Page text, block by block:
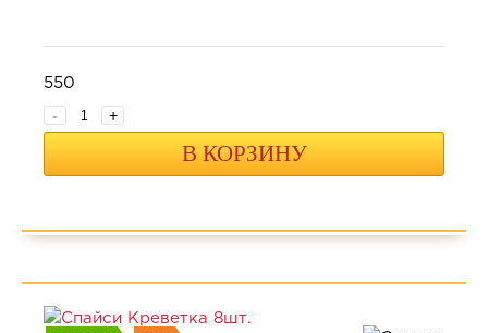
550
- +
В КОРЗИНУ